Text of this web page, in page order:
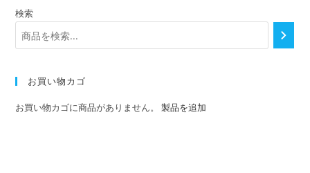
検索
お買い物カゴ
お買い物カゴに商品がありません。製品を追加